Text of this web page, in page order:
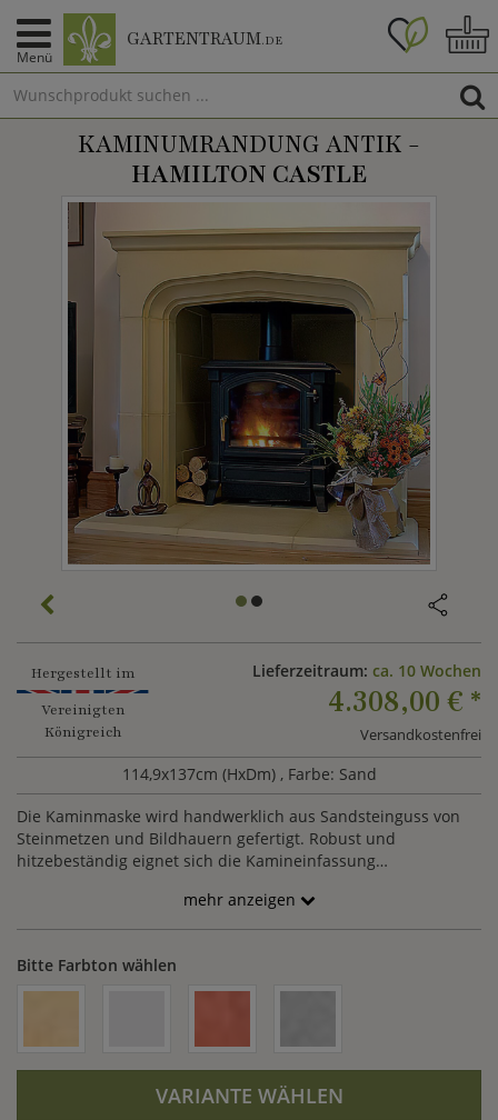
Menü
GARTENTRAUM.DE
KAMINUMRANDUNG ANTIK -
HAMILTON CASTLE
Hergestellt im
Vereinigten
Königreich
Lieferzeitraum: ca. 10 Wochen
4.308,00 € *
Versandkostenfrei
114,9x137cm (HxDm) , Farbe: Sand
Die Kaminmaske wird handwerklich aus Sandsteinguss von
Steinmetzen und Bildhauern gefertigt. Robust und
hitzebeständig eignet sich die Kamineinfassung
Optional kann die Einfassung mit den Kacheln im
Ofenbereich erworben werden. Gern fertigen wir Ihnen ein
mehr anzeigen
Bitte Farbton wählen
VARIANTE WÄHLEN